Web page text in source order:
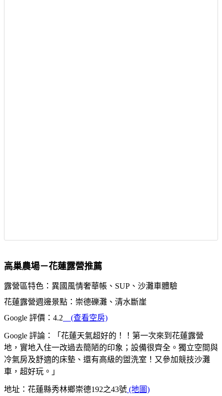
高巢農場－花蓮露營推薦
露營區特色：異國風情奢華帳、SUP、沙灘車體驗
花蓮露營週邊景點：崇德礫灘、清水斷崖
Google 評價：4.2 (查看空房)
Google 評論：「花蓮天氣超好的！！第一次來到花蓮露營
地，實地入住一改過去簡陋的印象；設備很齊全。獨立空間與
冷氣房及舒適的床墊、還有高級的盥洗室！又參加競技沙灘
車，超好玩。」
地址：花蓮縣秀林鄉崇德192之43號 (地圖)